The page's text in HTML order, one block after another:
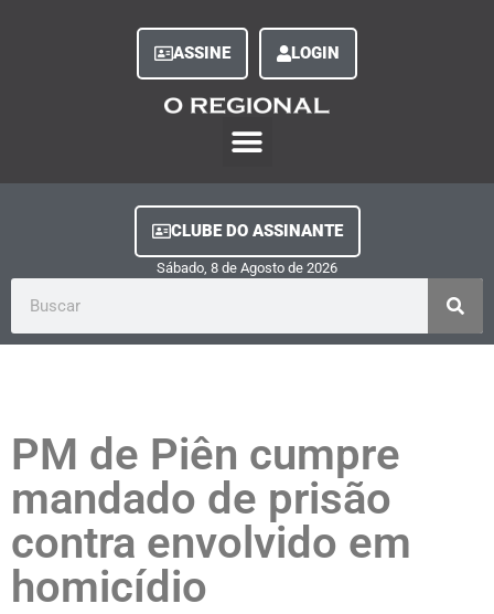
ASSINE LOGIN
CLUBE DO ASSINANTE
Sábado, 8 de Agosto de 2026
PM de Piên cumpre
mandado de prisão
contra envolvido em
homicídio